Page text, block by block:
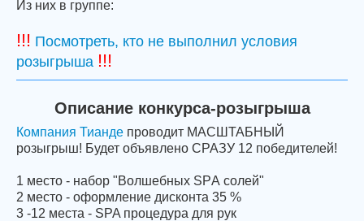
Из них в группе:
!!! Посмотреть, кто не выполнил условия
розыгрыша !!!
Описание конкурса-розыгрыша
Компания Тианде проводит МАСШТАБНЫЙ
розыгрыш! Будет объявлено СРАЗУ 12 победителей!
1 место - набор "Волшебных SPА солей"
2 место - оформление дисконта 35 %
3 -12 места - SPA процедура для рук